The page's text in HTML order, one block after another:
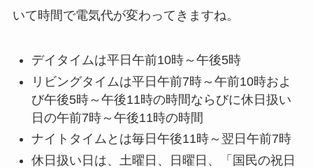
いて時間で電気代が変わってきますね。
デイタイムは平日午前10時～午後5時
リビングタイムは平日午前7時～午前10時およ
び午後5時～午後11時の時間ならびに休日扱い
日の午前7時～午後11時の時間
ナイトタイムとは毎日午後11時～翌日午前7時
休日扱い日は、土曜日、日曜日、「国民の祝日